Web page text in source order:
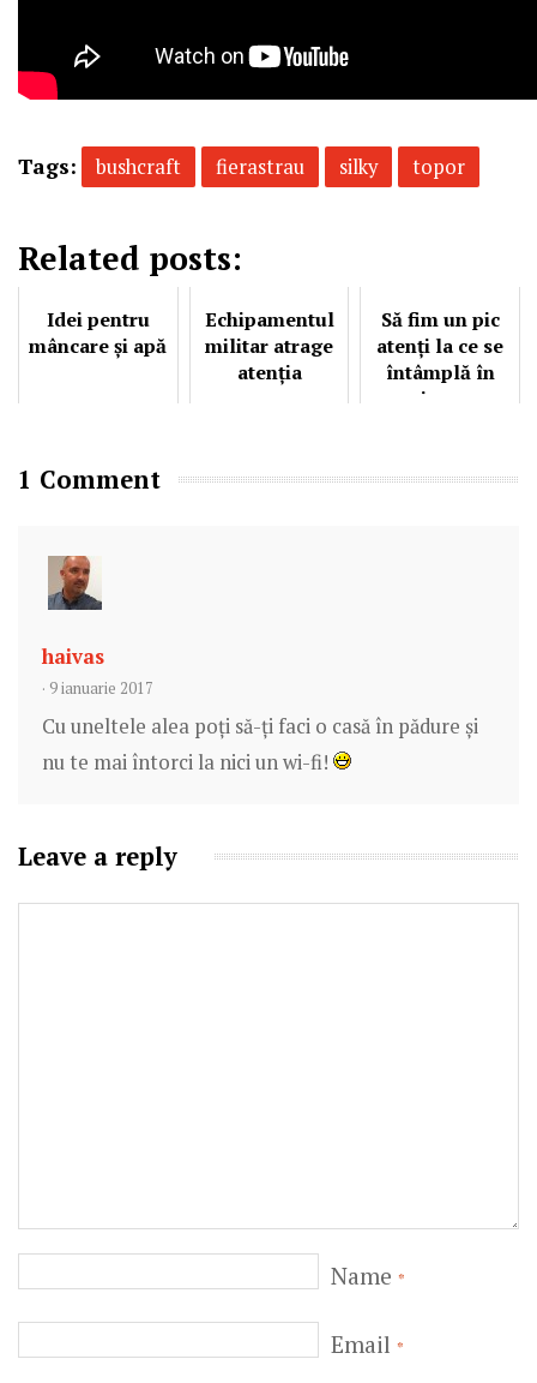
Tags: bushcraft fierastrau silky topor
Related posts:
Idei pentru
mâncare și apă
Echipamentul
militar atrage
atenția
Să fim un pic
atenți la ce se
întâmplă în
jur...
1 Comment
haivas
· 9 ianuarie 2017
Cu uneltele alea poți să-ți faci o casă în pădure și
nu te mai întorci la nici un wi-fi!
Leave a reply
Name *
Email *